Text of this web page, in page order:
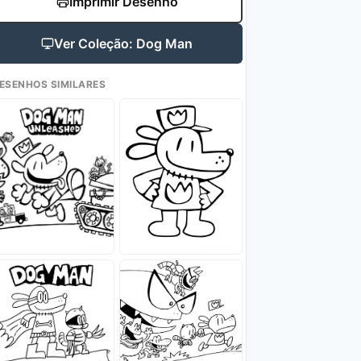
Ver Coleção: Dog Man
SIMILARES